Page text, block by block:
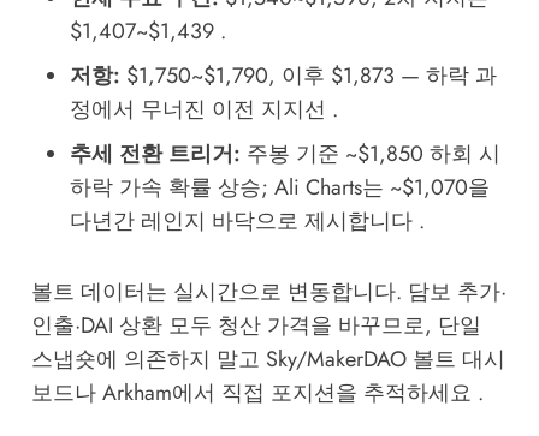
$1,407~$1,439 .
저항: $1,750~$1,790, 이후 $1,873 — 하락 과
정에서 무너진 이전 지지선 .
추세 전환 트리거: 주봉 기준 ~$1,850 하회 시
하락 가속 확률 상승; Ali Charts는 ~$1,070을
다년간 레인지 바닥으로 제시합니다 .
볼트 데이터는 실시간으로 변동합니다. 담보 추가·
인출·DAI 상환 모두 청산 가격을 바꾸므로, 단일
스냅숏에 의존하지 말고 Sky/MakerDAO 볼트 대시
보드나 Arkham에서 직접 포지션을 추적하세요 .